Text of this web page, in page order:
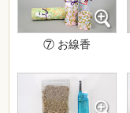
⑦ お線香